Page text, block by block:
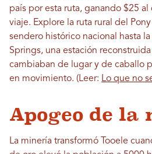
país por esta ruta, ganando $25
viaje. Explore la ruta rural del
sendero histórico nacional hasta
Springs, una estación
cambiaban de lugar y de caballo
en movimiento. (Leer: Lo que no
Apogeo de la
La minería transformó Tooele